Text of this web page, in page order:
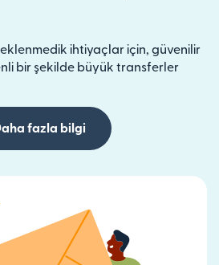
ihtiyaçlar için, güvenilir
bir şekilde büyük transferler
fazla bilgi